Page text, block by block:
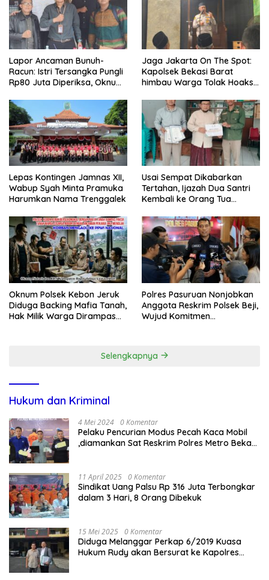
Lapor Ancaman Bunuh-
Racun: Istri Tersangka Pungli
Rp80 Juta Diperiksa, Oknum
Disdagperin
Jaga Jakarta On The Spot:
Kapolsek Bekasi Barat
himbau Warga Tolak Hoaks
Sholat Jumat
Lepas Kontingen Jamnas XII,
Wabup Syah Minta Pramuka
Harumkan Nama Trenggalek
Usai Sempat Dikabarkan
Tertahan, Ijazah Dua Santri
Kembali ke Orang Tua
Oknum Polsek Kebon Jeruk
Diduga Backing Mafia Tanah,
Hak Milik Warga Dirampas
Polres Pasuruan Nonjobkan
Anggota Reskrim Polsek Beji,
Wujud Komitmen
Selengkapnya
Hukum dan Kriminal
4 Mei 2024 0 Komentar
Pelaku Pencurian Modus Pecah Kaca Mobil
,diamankan Sat Reskrim Polres Metro Bekasi
11 April 2025 0 Komentar
Sindikat Uang Palsu Rp 316 Juta Terbongkar
dalam 3 Hari, 8 Orang Dibekuk
15 Mei 2025 0 Komentar
Diduga Melanggar Perkap 6/2019 Kuasa
Hukum Rudy akan Bersurat ke Kapolres